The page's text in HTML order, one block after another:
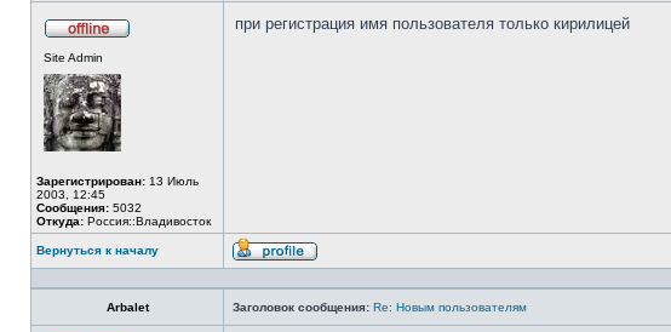
Site Admin
Зарегистрирован: 13 Июль
2003, 12:45
Сообщения: 5032
Откуда: Россия::Владивосток
при регистрация имя пользователя только кирилицей
Вернуться к началу
Профиль
Arbalet
Заголовок сообщения: Re: Новым пользователям